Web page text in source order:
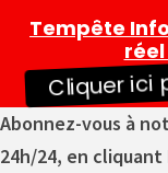
Abonnez-vous à
24h/24, en cliquant
Tempête
Cliquer